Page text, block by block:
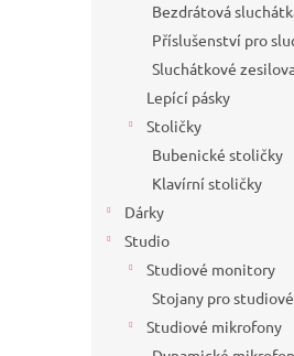
Bezdrátová
Příslušenství pro
Sluchátkové
Lepící pásky
Stoličky
Bubenické stoličky
Klavírní stoličky
Dárky
Studio
Studiové monitory
Stojany pro
Studiové mikrofony